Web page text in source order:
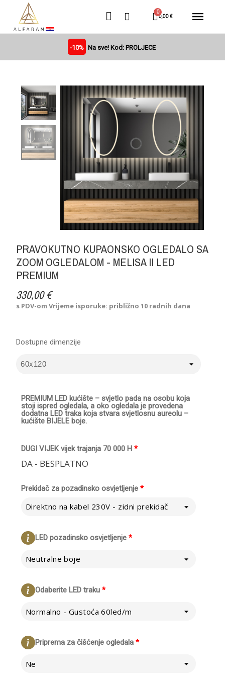
0,00 €
-10% Na sve! Kod: PROLJECE
PRAVOKUTNO KUPAONSKO OGLEDALO SA
ZOOM OGLEDALOM - MELISA II LED
PREMIUM
330,00 €
s PDV-omVrijeme isporuke: približno 10 radnih dana
PREMIUM LED kućište – svjetlo pada na osobu koja
stoji ispred ogledala, a oko ogledala je provedena
dodatna LED traka koja stvara svjetlosnu aureolu –
kućište BIJELE boje.
*
DUGI VIJEK vijek trajanja 70 000 H
DA - BESPLATNO
*
Prekidač za pozadinsko osvjetljenje
Direktno na kabel 230V - zidni prekidač
*
LED pozadinsko osvjetljenje
Neutralne boje
*
Odaberite LED traku
Normalno - Gustoća 60led/m
*
Priprema za čišćenje ogledala
Ne
Dostupne dimenzije